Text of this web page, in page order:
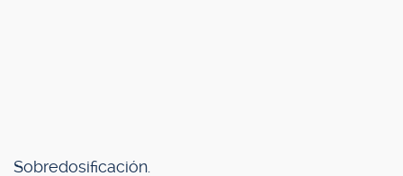
Sobredosificación.